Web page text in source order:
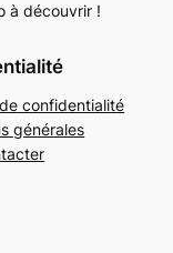
à découvrir !
confidentialité
générales